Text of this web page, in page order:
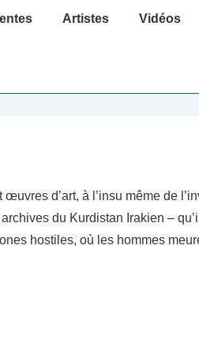
Artistes Vidéos
d’art, à l’insu même de
du Kurdistan Irakien –
hostiles, où les hommes